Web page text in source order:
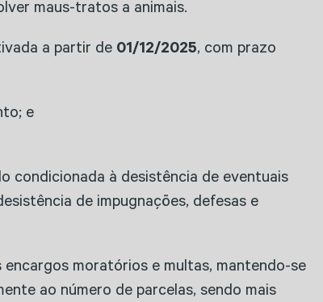
maus-tratos a animais.
a partir de 01/12/2025, com prazo
e
condicionada à desistência de eventuais
de impugnações, defesas e
encargos moratórios e multas, mantendo-se
ao número de parcelas, sendo mais